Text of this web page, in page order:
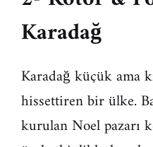
Karadağ
Karadağ küçük ama
hissettiren bir ülke.
kurulan Noel pazarı